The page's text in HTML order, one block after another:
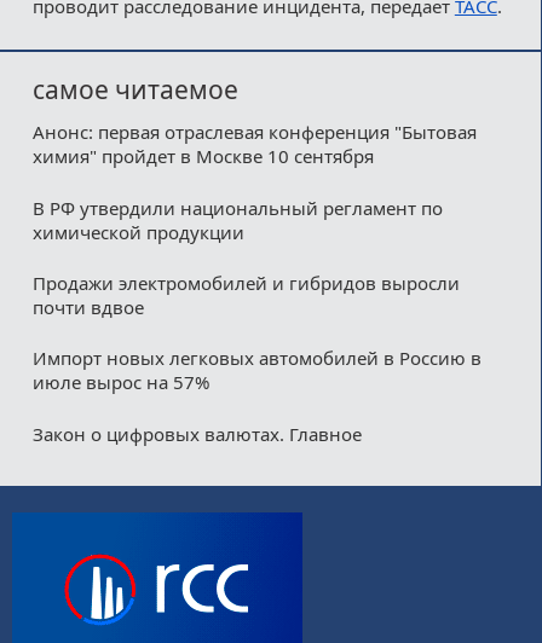
проводит расследование инцидента, передает ТАСС.
самое читаемое
Анонс: первая отраслевая конференция "Бытовая
химия" пройдет в Москве 10 сентября
В РФ утвердили национальный регламент по
химической продукции
Продажи электромобилей и гибридов выросли
почти вдвое
Импорт новых легковых автомобилей в Россию в
июле вырос на 57%
Закон о цифровых валютах. Главное